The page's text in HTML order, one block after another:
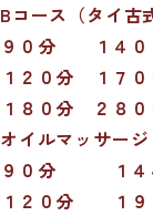
Bコース（タイ古
９０分 １４０
１２０分 １７
１８０分 ２８
オイルマッサージ
９０分 １４４
１２０分 １９